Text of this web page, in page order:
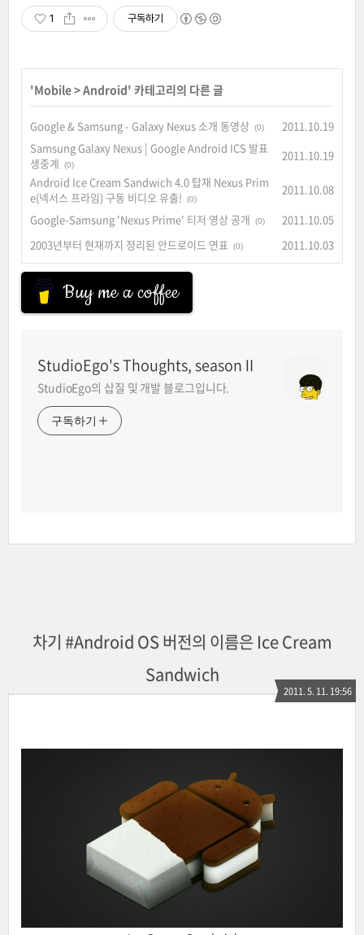
1 구독하기
'Mobile>Android' 카테고리의 다른 글
Google & Samsung - Galaxy Nexus 소개 동영상 (0)
2011.10.19
Samsung Galaxy Nexus | Google Android ICS 발표
생중계
(0)
2011.10.19
Android Ice Cream Sandwich 4.0 탑재 Nexus Prim
e(넥서스 프라임) 구동 비디오 유출!
(0)
2011.10.08
Google-Samsung 'Nexus Prime' 티저 영상 공개
(0)
2011.10.05
2003년부터 현재까지 정리된 안드로이드 연표
(0) 2011.10.03
Buy me a coffee
StudioEgo's Thoughts, seasonⅡ
StudioEgo의 삽질 및 개발 블로그입니다.
구독하기
차기 #Android OS 버전의 이름은 Ice Cream
Sandwich
2011. 5. 11. 19:56